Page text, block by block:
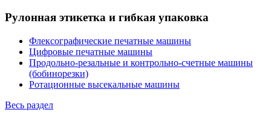
Рулонная этикетка и гибкая упаковка
Флексографические печатные машины
Цифровые печатные машины
Продольно-резальные и контрольно-счетные машины
(бобинорезки)
Ротационные высекальные машины
Весь раздел